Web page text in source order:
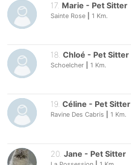
17. Marie - Pet Sitter
Sainte Rose 1 Km.
18. Chloé - Pet Sitter
Schoelcher 1 Km.
19. Céline - Pet Sitter
Ravine Des Cabris 1 Km.
20. Jane - Pet Sitter